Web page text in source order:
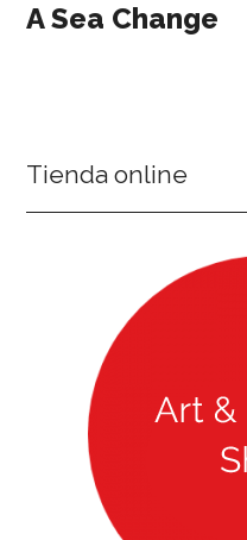
A Sea Change
Tienda online